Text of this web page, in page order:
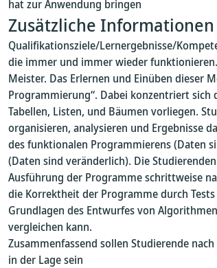
hat zur Anwendung bringen
Zusätzliche Informationen
Qualifikationsziele/Lernergebnisse/
die immer und immer wieder
Meister. Das Erlernen und Einüben dieser
Programmierung“. Dabei konzentriert
Tabellen, Listen, und Bäumen vorliegen.
organisieren, analysieren und Ergebnisse
des funktionalen Programmierens (Daten
(Daten sind veränderlich). Die
Ausführung der Programme schrittweise
die Korrektheit der Programme durch
Grundlagen des Entwurfes von
vergleichen kann.
Zusammenfassend sollen Studierende
in der Lage sein